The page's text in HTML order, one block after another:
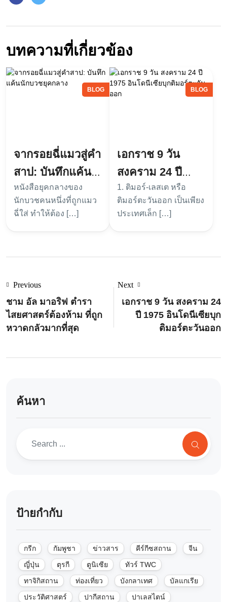
บทความที่เกี่ยวข้อง
BLOG
จากรอยฉี่แมวสู่คำ
สาป: บันทึกแค้น
นักบวชยุคกลาง
หนังสือยุคกลางของ
นักบวชคนหนึ่งที่ถูกแมว
ฉี่ใส่ ทำให้ต้อง […]
BLOG
เอกราช 9 วัน
สงคราม 24 ปี
1975 อินโดนีเซีย
บุกติมอร์ตะวันออก
1. ติมอร์-เลสเต หรือ
ติมอร์ตะวันออก เป็นเพียง
ประเทศเล็ก […]
Previous
ชาม อัล มาอริฟ ตำรา
ไสยศาสตร์ต้องห้าม ที่ถูก
หวาดกลัวมากที่สุด
Next
เอกราช 9 วัน สงคราม 24
ปี 1975 อินโดนีเซียบุก
ติมอร์ตะวันออก
ค้นหา
ป้ายกำกับ
กรีก กัมพูชา ข่าวสาร คีร์กีซสถาน
จีน
ญี่ปุ่น
ตุรกี ตูนิเซีย
ทัวร์ TWC
ทาจิกิสถาน
ท่องเที่ยว บังกลาเทศ
บัลแกเรีย
ประวัติศาสตร์
ปากีสถาน
ปาเลสไตน์